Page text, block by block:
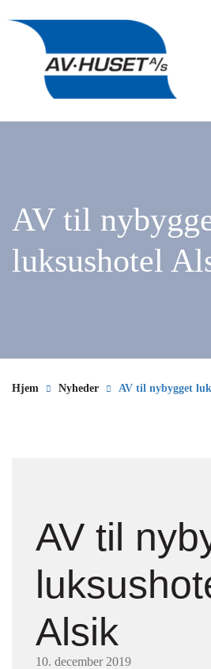
AV til
luksushotel
Hjem Nyheder AV til nybygget
AV til
Alsik
10. december 2019